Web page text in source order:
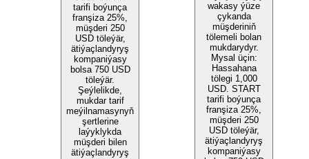
tarifi boýunça
franşiza 25%,
müşderi 250
USD töleýär,
ätiýaçlandyryş
kompaniýasy
bolsa 750 USD
töleýär.
Şeýlelikde,
mukdar tarif
meýilnamasynyň
şertlerine
laýyklykda
müşderi bilen
ätiýaçlandyryş
wakasy ýüze
çykanda
müşderiniň
tölemeli bolan
mukdarydyr.
Mysal üçin:
Hassahana
tölegi 1,000
USD. START
tarifi boýunça
franşiza 25%,
müşderi 250
USD töleýär,
ätiýaçlandyryş
kompaniýasy